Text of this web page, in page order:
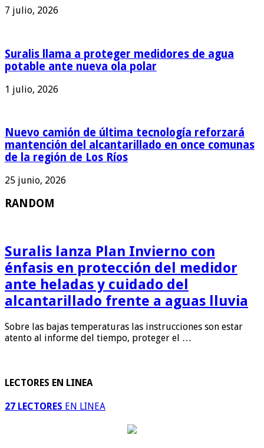
7 julio, 2026
Suralis llama a proteger medidores de agua
potable ante nueva ola polar
1 julio, 2026
Nuevo camión de última tecnología reforzará
mantención del alcantarillado en once comunas
de la región de Los Ríos
25 junio, 2026
RANDOM
Suralis lanza Plan Invierno con
énfasis en protección del medidor
ante heladas y cuidado del
alcantarillado frente a aguas lluvia
Sobre las bajas temperaturas las instrucciones son estar
atento al informe del tiempo, proteger el …
LECTORES EN LINEA
27 LECTORES EN LINEA